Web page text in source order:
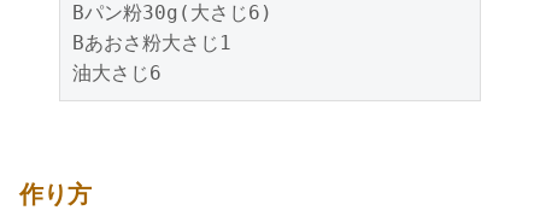
Bパン粉30g(大さじ6)
Bあおさ粉大さじ1
油大さじ6
作り方